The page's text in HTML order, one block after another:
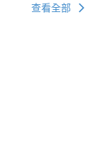
查看全部